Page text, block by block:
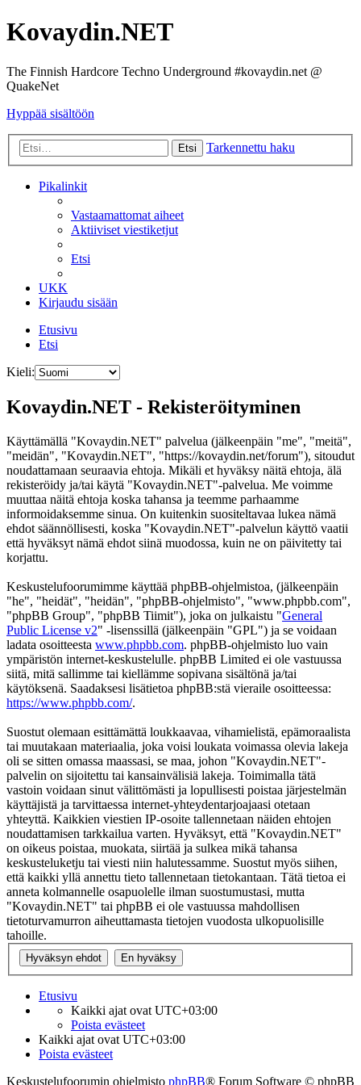
Kovaydin.NET
The Finnish Hardcore Techno Underground #kovaydin.net @
QuakeNet
Hyppää sisältöön
Etsi Tarkennettu haku
Pikalinkit
Vastaamattomat aiheet
Aktiiviset viestiketjut
Etsi
UKK
Kirjaudu sisään
Etusivu
Etsi
Kieli:
Kovaydin.NET - Rekisteröityminen
Käyttämällä "Kovaydin.NET" palvelua (jälkeenpäin "me", "meitä",
"meidän", "Kovaydin.NET", "https://kovaydin.net/forum"), sitoudut
noudattamaan seuraavia ehtoja. Mikäli et hyväksy näitä ehtoja, älä
rekisteröidy ja/tai käytä "Kovaydin.NET"-palvelua. Me voimme
muuttaa näitä ehtoja koska tahansa ja teemme parhaamme
informoidaksemme sinua. On kuitenkin suositeltavaa lukea nämä
ehdot säännöllisesti, koska "Kovaydin.NET"-palvelun käyttö vaatii
että hyväksyt nämä ehdot siinä muodossa, kuin ne on päivitetty tai
korjattu.
Keskustelufoorumimme käyttää phpBB-ohjelmistoa, (jälkeenpäin
"he", "heidät", "heidän", "phpBB-ohjelmisto", "www.phpbb.com",
"phpBB Group", "phpBB Tiimit"), joka on julkaistu "General
Public License v2" -lisenssillä (jälkeenpäin "GPL") ja se voidaan
ladata osoitteesta www.phpbb.com. phpBB-ohjelmisto luo vain
ympäristön internet-keskustelulle. phpBB Limited ei ole vastuussa
siitä, mitä sallimme tai kiellämme sopivana sisältönä ja/tai
käytöksenä. Saadaksesi lisätietoa phpBB:stä vieraile osoitteessa:
https://www.phpbb.com/.
Suostut olemaan esittämättä loukkaavaa, vihamielistä, epämoraalista
tai muutakaan materiaalia, joka voisi loukata voimassa olevia lakeja
oli se sitten omassa maassasi, se maa, johon "Kovaydin.NET"-
palvelin on sijoitettu tai kansainvälisiä lakeja. Toimimalla tätä
vastoin voidaan sinut välittömästi ja lopullisesti poistaa järjestelmän
käyttäjistä ja tarvittaessa internet-yhteydentarjoajaasi otetaan
yhteyttä. Kaikkien viestien IP-osoite tallennetaan näiden ehtojen
noudattamisen tarkkailua varten. Hyväksyt, että "Kovaydin.NET"
on oikeus poistaa, muokata, siirtää ja sulkea mikä tahansa
keskusteluketju tai viesti niin halutessamme. Suostut myös siihen,
että kaikki yllä annettu tieto tallennetaan tietokantaan. Tätä tietoa ei
anneta kolmannelle osapuolelle ilman suostumustasi, mutta
"Kovaydin.NET" tai phpBB ei ole vastuussa mahdollisen
tietoturvamurron aiheuttamasta tietojen vuodosta ulkopuolisille
tahoille.
Etusivu
Kaikki ajat ovat UTC+03:00
Poista evästeet
Kaikki ajat ovat UTC+03:00
Poista evästeet
Keskustelufoorumin ohjelmisto phpBB® Forum Software © phpBB